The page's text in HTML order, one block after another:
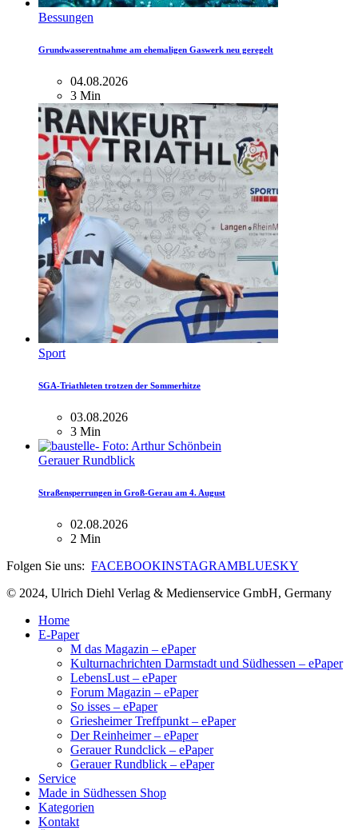
Bessungen
Grundwasserentnahme am ehemaligen Gaswerk neu geregelt
04.08.2026
3 Min
Sport
SGA-Triathleten trotzen der Sommerhitze
03.08.2026
3 Min
Gerauer Rundblick
Straßensperrungen in Groß-Gerau am 4. August
02.08.2026
2 Min
Folgen Sie uns: FACEBOOKINSTAGRAMBLUESKY
© 2024, Ulrich Diehl Verlag & Medienservice GmbH, Germany
Home
E-Paper
M das Magazin – ePaper
Kulturnachrichten Darmstadt und Südhessen – ePaper
LebensLust – ePaper
Forum Magazin – ePaper
So isses – ePaper
Griesheimer Treffpunkt – ePaper
Der Reinheimer – ePaper
Gerauer Rundclick – ePaper
Gerauer Rundblick – ePaper
Service
Made in Südhessen Shop
Kategorien
Kontakt